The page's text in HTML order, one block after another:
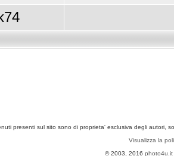
presenti sul sito sono di proprieta' esclusiva degli autori,
Visualizza la
© 2003, 2016 photo4u.it